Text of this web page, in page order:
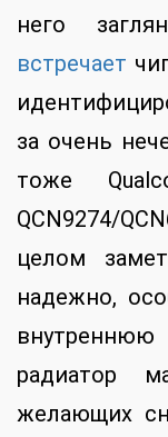
него
встречает
за очень
тоже
QCN9274/
целом
надежно,
радиатор
желающих